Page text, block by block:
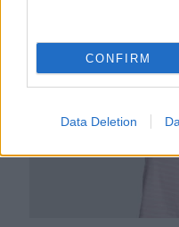
CONFIRM
Data Deletion